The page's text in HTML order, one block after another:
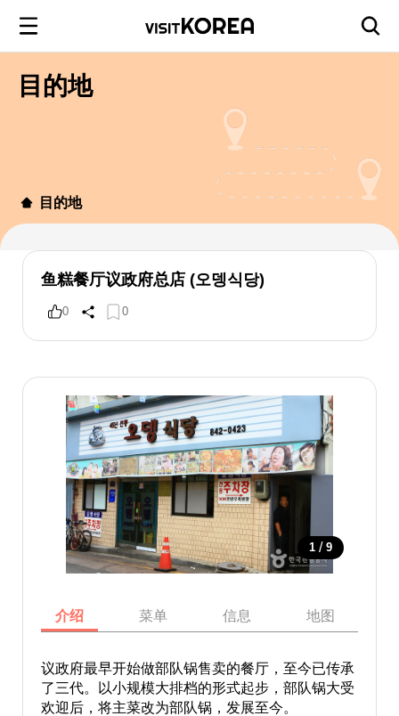
目的地
目的地
鱼糕餐厅议政府总店 (오뎅식당)
0 0
1 / 9
介绍 菜单 信息 地图
议政府最早开始做部队锅售卖的餐厅，至今已传承
了三代。以小规模大排档的形式起步，部队锅大受
欢迎后，将主菜改为部队锅，发展至今。